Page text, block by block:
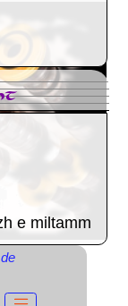
e miltamm